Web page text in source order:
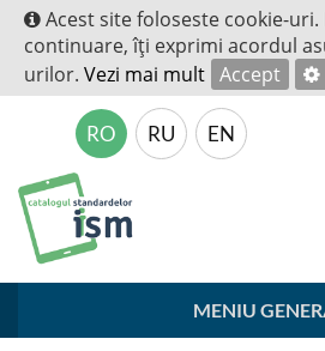
Acest site foloseste cookie-uri.
continuare, îţi exprimi acordul
urilor. Vezi mai mult Accept
RO RU EN
MENIU